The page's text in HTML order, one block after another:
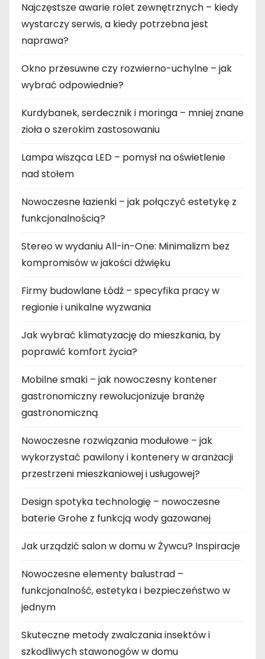
Najczęstsze awarie rolet zewnętrznych – kiedy
wystarczy serwis, a kiedy potrzebna jest
naprawa?
Okno przesuwne czy rozwierno-uchylne – jak
wybrać odpowiednie?
Kurdybanek, serdecznik i moringa – mniej znane
zioła o szerokim zastosowaniu
Lampa wisząca LED – pomysł na oświetlenie
nad stołem
Nowoczesne łazienki – jak połączyć estetykę z
funkcjonalnością?
Stereo w wydaniu All-in-One: Minimalizm bez
kompromisów w jakości dźwięku
Firmy budowlane Łódź – specyfika pracy w
regionie i unikalne wyzwania
Jak wybrać klimatyzację do mieszkania, by
poprawić komfort życia?
Mobilne smaki – jak nowoczesny kontener
gastronomiczny rewolucjonizuje branżę
gastronomiczną
Nowoczesne rozwiązania modułowe – jak
wykorzystać pawilony i kontenery w aranżacji
przestrzeni mieszkaniowej i usługowej?
Design spotyka technologię – nowoczesne
baterie Grohe z funkcją wody gazowanej
Jak urządzić salon w domu w Żywcu? Inspiracje
Nowoczesne elementy balustrad –
funkcjonalność, estetyka i bezpieczeństwo w
jednym
Skuteczne metody zwalczania insektów i
szkodliwych stawonogów w domu